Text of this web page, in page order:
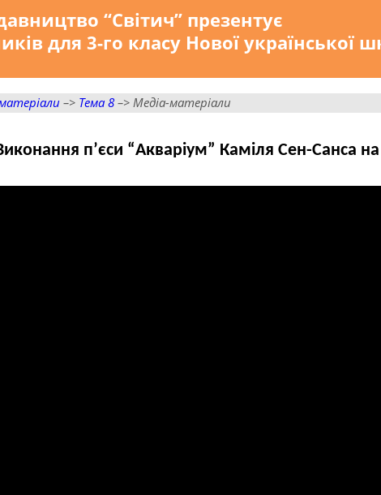
“Світич” презентує
для 3-го класу Нової української
–> Тема 8–> Медіа-матеріали
п’єси “Акваріум” Каміля Сен-Санса